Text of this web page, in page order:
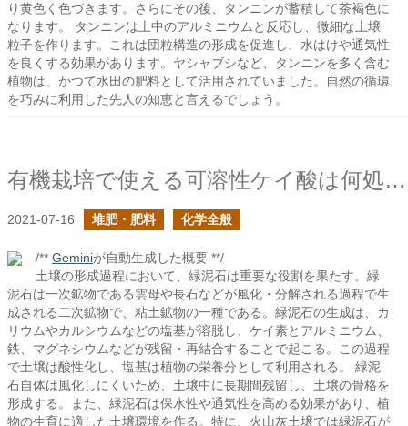
り黄色く色づきます。さらにその後、タンニンが蓄積して茶褐色に
なります。 タンニンは土中のアルミニウムと反応し、微細な土壌
粒子を作ります。これは団粒構造の形成を促進し、水はけや通気性
を良くする効果があります。ヤシャブシなど、タンニンを多く含む
植物は、かつて水田の肥料として活用されていました。自然の循環
を巧みに利用した先人の知恵と言えるでしょう。
有機栽培で使える可溶性ケイ酸は何処にある？
2021-07-16 堆肥・肥料 化学全般
/** Geminiが自動生成した概要 **/
土壌の形成過程において、緑泥石は重要な役割を果たす。緑
泥石は一次鉱物である雲母や長石などが風化・分解される過程で生
成される二次鉱物で、粘土鉱物の一種である。緑泥石の生成は、カ
リウムやカルシウムなどの塩基が溶脱し、ケイ素とアルミニウム、
鉄、マグネシウムなどが残留・再結合することで起こる。この過程
で土壌は酸性化し、塩基は植物の栄養分として利用される。 緑泥
石自体は風化しにくいため、土壌中に長期間残留し、土壌の骨格を
形成する。また、緑泥石は保水性や通気性を高める効果があり、植
物の生育に適した土壌環境を作る。特に、火山灰土壌では緑泥石が